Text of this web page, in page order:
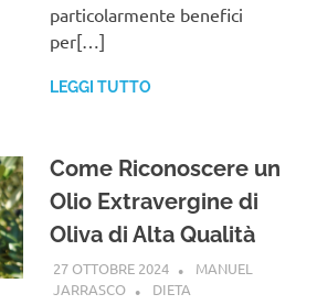
particolarmente benefici
per[…]
LEGGI TUTTO
Come Riconoscere un
Olio Extravergine di
Oliva di Alta Qualità
27 OTTOBRE 2024
MANUEL
JARRASCO
DIETA